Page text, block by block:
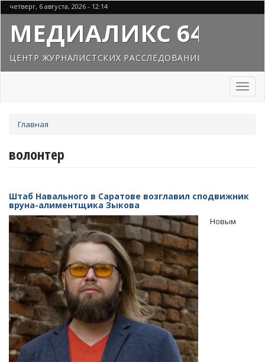
Перейти
к
основному
содержанию
четверг, 6 августа, 2026 - 12:14
МЕДИАЛИКС 64
ЦЕНТР ЖУРНАЛИСТСКИХ РАССЛЕДОВАНИЙ
Toggle
здесь
Главная
волонтер
Штаб Навального в Саратове возглавил сподвижник
вруна-алиментщика Зыкова
Новым